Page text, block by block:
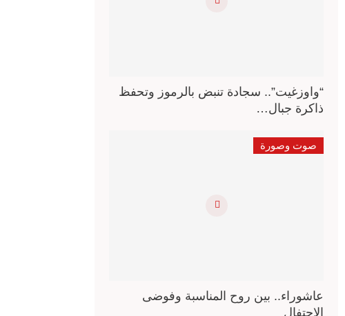
“واوزغيت”.. سجادة تنبض بالرموز وتحفظ
ذاكرة جبال…
صوت وصورة
عاشوراء.. بين روح المناسبة وفوضى
الاحتفال